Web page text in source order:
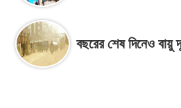
বছরের শেষ দিনেও বায়ু